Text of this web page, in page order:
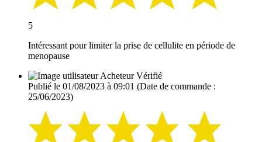
5
Intéressant pour limiter la prise de cellulite en période de
menopause
Acheteur Vérifié
Publié le 01/08/2023 à 09:01 (Date de commande :
25/06/2023)